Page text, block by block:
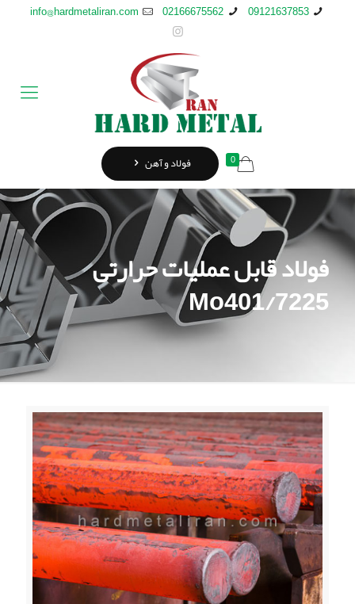
09121637853
02166675562
info@hardmetaliran.com
0 فولاد و آهن
فولاد قابل عملیات حرارتی
Mo401/7225